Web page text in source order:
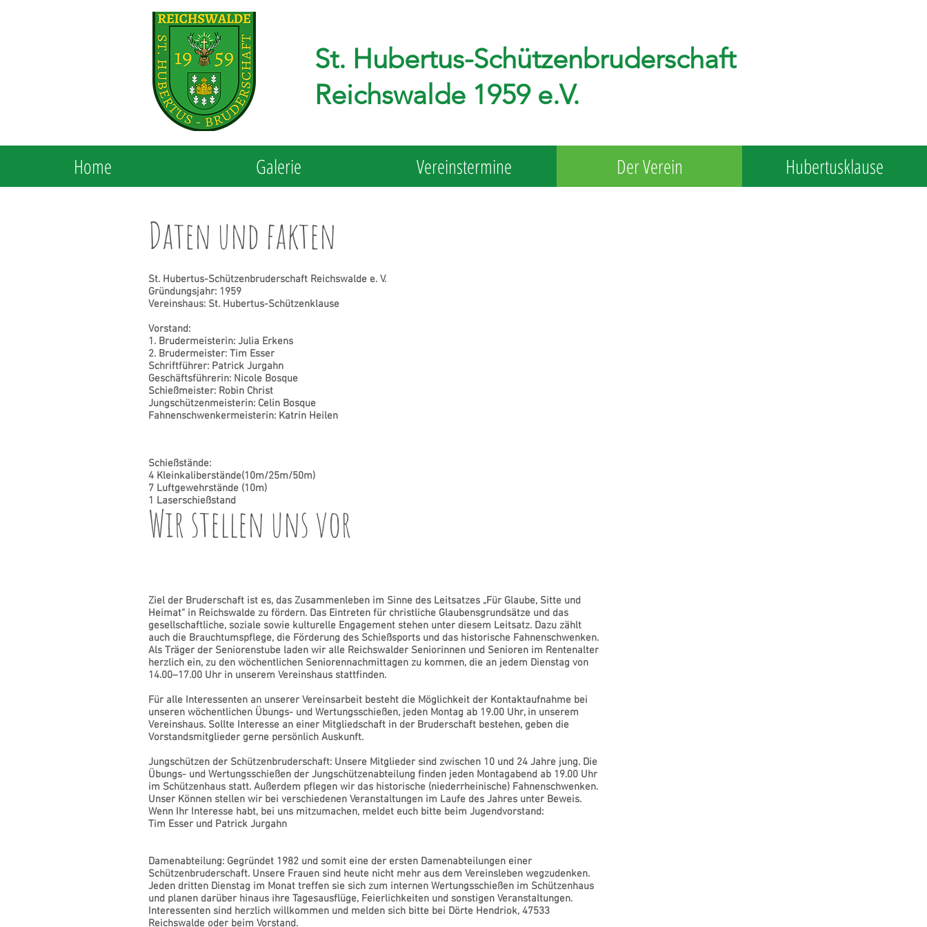
St. Hubertus-Schützenbruderschaft
Reichswalde 1959 e.V.
Home Galerie Vereinstermine Der Verein Hubertusklause
Daten und fakten
St. Hubertus-Schützenbruderschaft Reichswalde e. V.
Gründungsjahr: 1959
Vereinshaus: St. Hubertus-Schützenklause
Vorstand:
1. Brudermeisterin: Julia Erkens
2. Brudermeister: Tim Esser
Schriftführer: Patrick Jurgahn
Geschäftsführerin: Nicole Bosque
Schießmeister: Robin Christ
Jungschützenmeisterin: Celin Bosque
Fahnenschwenkermeisterin: Katrin Heilen
Schießstände:
4 Kleinkaliberstände(10m/25m/50m)
7 Luftgewehrstände (10m)
1 Laserschießstand
Ziel der Bruderschaft ist es, das Zusammenleben im Sinne des Leitsatzes „Für Glaube, Sitte und
Heimat“ in Reichswalde zu fördern. Das Eintreten für christliche Glaubensgrundsätze und das
gesellschaftliche, soziale sowie kulturelle Engagement stehen unter diesem Leitsatz. Dazu zählt
auch die Brauchtumspflege, die Förderung des Schießsports und das historische Fahnenschwenken.
Als Träger der Seniorenstube laden wir alle Reichswalder Seniorinnen und Senioren im Rentenalter
herzlich ein, zu den wöchentlichen Seniorennachmittagen zu kommen, die an jedem Dienstag von
14.00–17.00 Uhr in unserem Vereinshaus stattfinden.
Für alle Interessenten an unserer Vereinsarbeit besteht die Möglichkeit der Kontaktaufnahme bei
unseren wöchentlichen Übungs- und Wertungsschießen, jeden Montag ab 19.00 Uhr, in unserem
Vereinshaus. Sollte Interesse an einer Mitgliedschaft in der Bruderschaft bestehen, geben die
Vorstandsmitglieder gerne persönlich Auskunft.
Jungschützen der Schützenbruderschaft: Unsere Mitglieder sind zwischen 10 und 24 Jahre jung. Die
Übungs- und Wertungsschießen der Jungschützenabteilung finden jeden Montagabend ab 19.00 Uhr
im Schützenhaus statt. Außerdem pflegen wir das historische (niederrheinische) Fahnenschwenken.
Unser Können stellen wir bei verschiedenen Veranstaltungen im Laufe des Jahres unter Beweis.
Wenn Ihr Interesse habt, bei uns mitzumachen, meldet euch bitte beim Jugendvorstand:
Tim Esser und Patrick Jurgahn
Damenabteilung: Gegründet 1982 und somit eine der ersten Damenabteilungen einer
Schützenbruderschaft. Unsere Frauen sind heute nicht mehr aus dem Vereinsleben wegzudenken.
Jeden dritten Dienstag im Monat treffen sie sich zum internen Wertungsschießen im Schützenhaus
und planen darüber hinaus ihre Tagesausflüge, Feierlichkeiten und sonstigen Veranstaltungen.
Interessenten sind herzlich willkommen und melden sich bitte bei Dörte Hendriok, 47533
Reichswalde oder beim Vorstand.
Wir stellen uns vor